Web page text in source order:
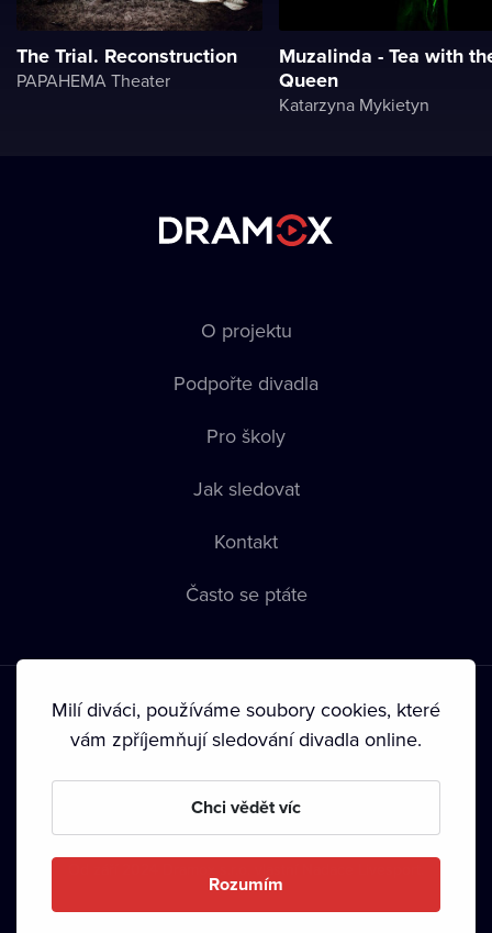
The Trial. Reconstruction
PAPAHEMA Theater
Muzalinda - Tea with
Queen
Katarzyna Mykietyn
O projektu
Podpořte divadla
Pro školy
Jak sledovat
Kontakt
Často se ptáte
Podmínky používání • Ochrana soukromí • Zásady používání
• Autorská práva•
Milí diváci, používáme soubory cookies, které
vám zpříjemňují sledování divadla online.
Chci vědět víc
Rozumím